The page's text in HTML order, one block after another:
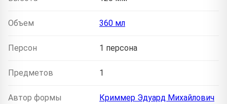
Объем 360 мл
Персон 1 персона
Предметов 1
Автор формы Криммер Эдуард Михайлович